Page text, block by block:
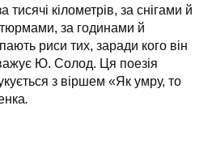
тисячі кілометрів, за снігами й
за годинами й
риси тих, заради кого він
Ю. Солод. Ця поезія
з віршем «Як умру, то
.